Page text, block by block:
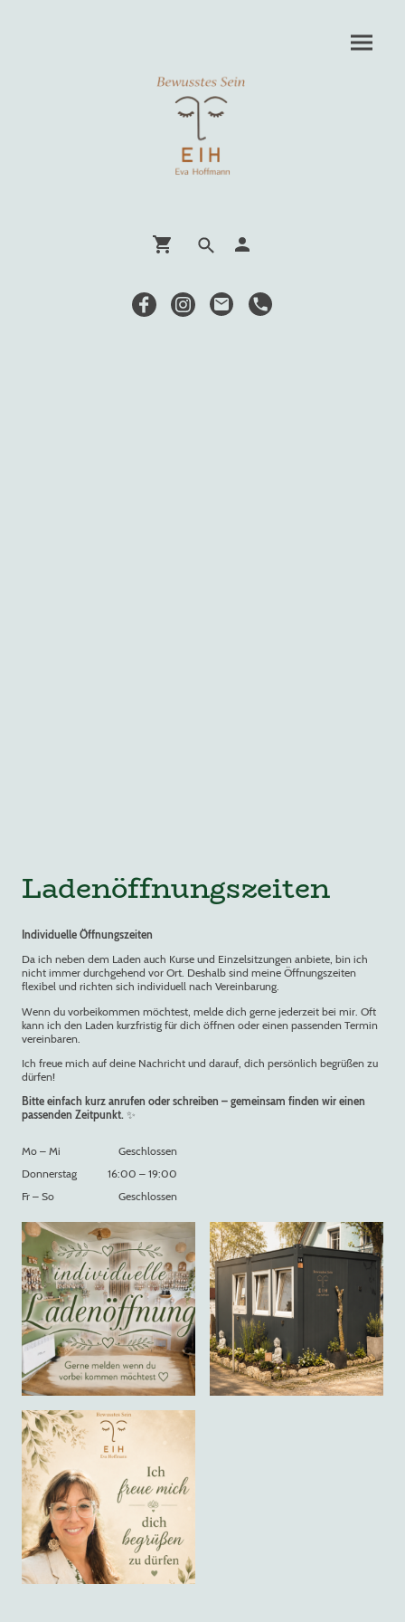
Ladenöffnungszeiten
Individuelle Öffnungszeiten
Da ich neben dem Laden auch Kurse und Einzelsitzungen anbiete, bin ich
nicht immer durchgehend vor Ort. Deshalb sind meine Öffnungszeiten
flexibel und richten sich individuell nach Vereinbarung.
Wenn du vorbeikommen möchtest, melde dich gerne jederzeit bei mir. Oft
kann ich den Laden kurzfristig für dich öffnen oder einen passenden Termin
vereinbaren.
Ich freue mich auf deine Nachricht und darauf, dich persönlich begrüßen zu
dürfen!
Bitte einfach kurz anrufen oder schreiben – gemeinsam finden wir einen
passenden Zeitpunkt. ✨
Mo – Mi
Geschlossen
Donnerstag
16:00 – 19:00
Fr – So Geschlossen